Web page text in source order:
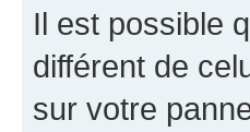
Il est possible
différent de
sur votre